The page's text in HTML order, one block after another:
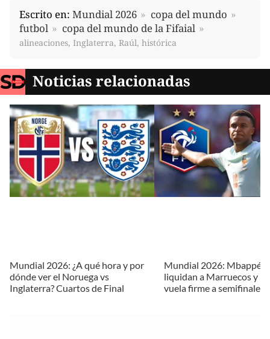
Escrito en: Mundial 2026
copa del mundo
futbol
copa del mundo de la Fifaial
alineaciones, Inglaterra, Raúl, histórica
Noticias relacionadas
Mundial 2026: ¿A qué hora y por
dónde ver el Noruega vs
Inglaterra? Cuartos de Final
Mundial 2026: Mbappé y
liquidan a Marruecos y
vuela firme a semifinales